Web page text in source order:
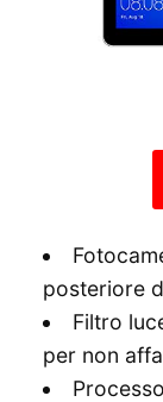
posteriore
Filtro
per non